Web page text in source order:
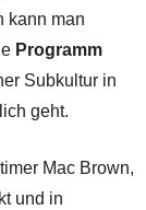
kann man
Programm
Subkultur in
geht.
Mac Brown,
und in